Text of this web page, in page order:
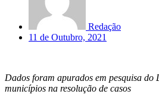
Redação
11 de Outubro, 2021
Dados foram apurados em pesquisa
municípios na resolução de casos